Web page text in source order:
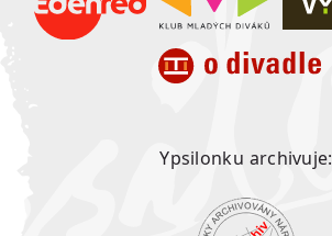
Ypsilonku archivuje: